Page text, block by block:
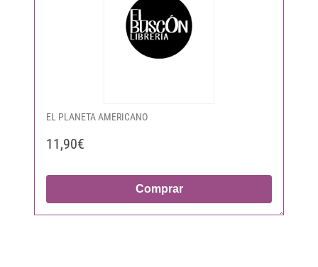
EL PLANETA AMERICANO
11,90€
Comprar